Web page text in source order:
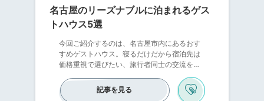
名古屋のリーズナブルに泊まれるゲス
トハウス5選
今回ご紹介するのは、名古屋市内にあるおす
すめゲストハウス。寝るだけだから宿泊先は
価格重視で選びたい、旅行者同士の交流を深
人が増えているんです。名古屋観光の拠点と
して、アクセスを最重視したゲストハウスや
記事を見る